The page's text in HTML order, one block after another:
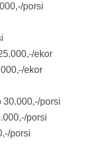
porsi
ekor
ekor
30.000,-/porsi
porsi
porsi